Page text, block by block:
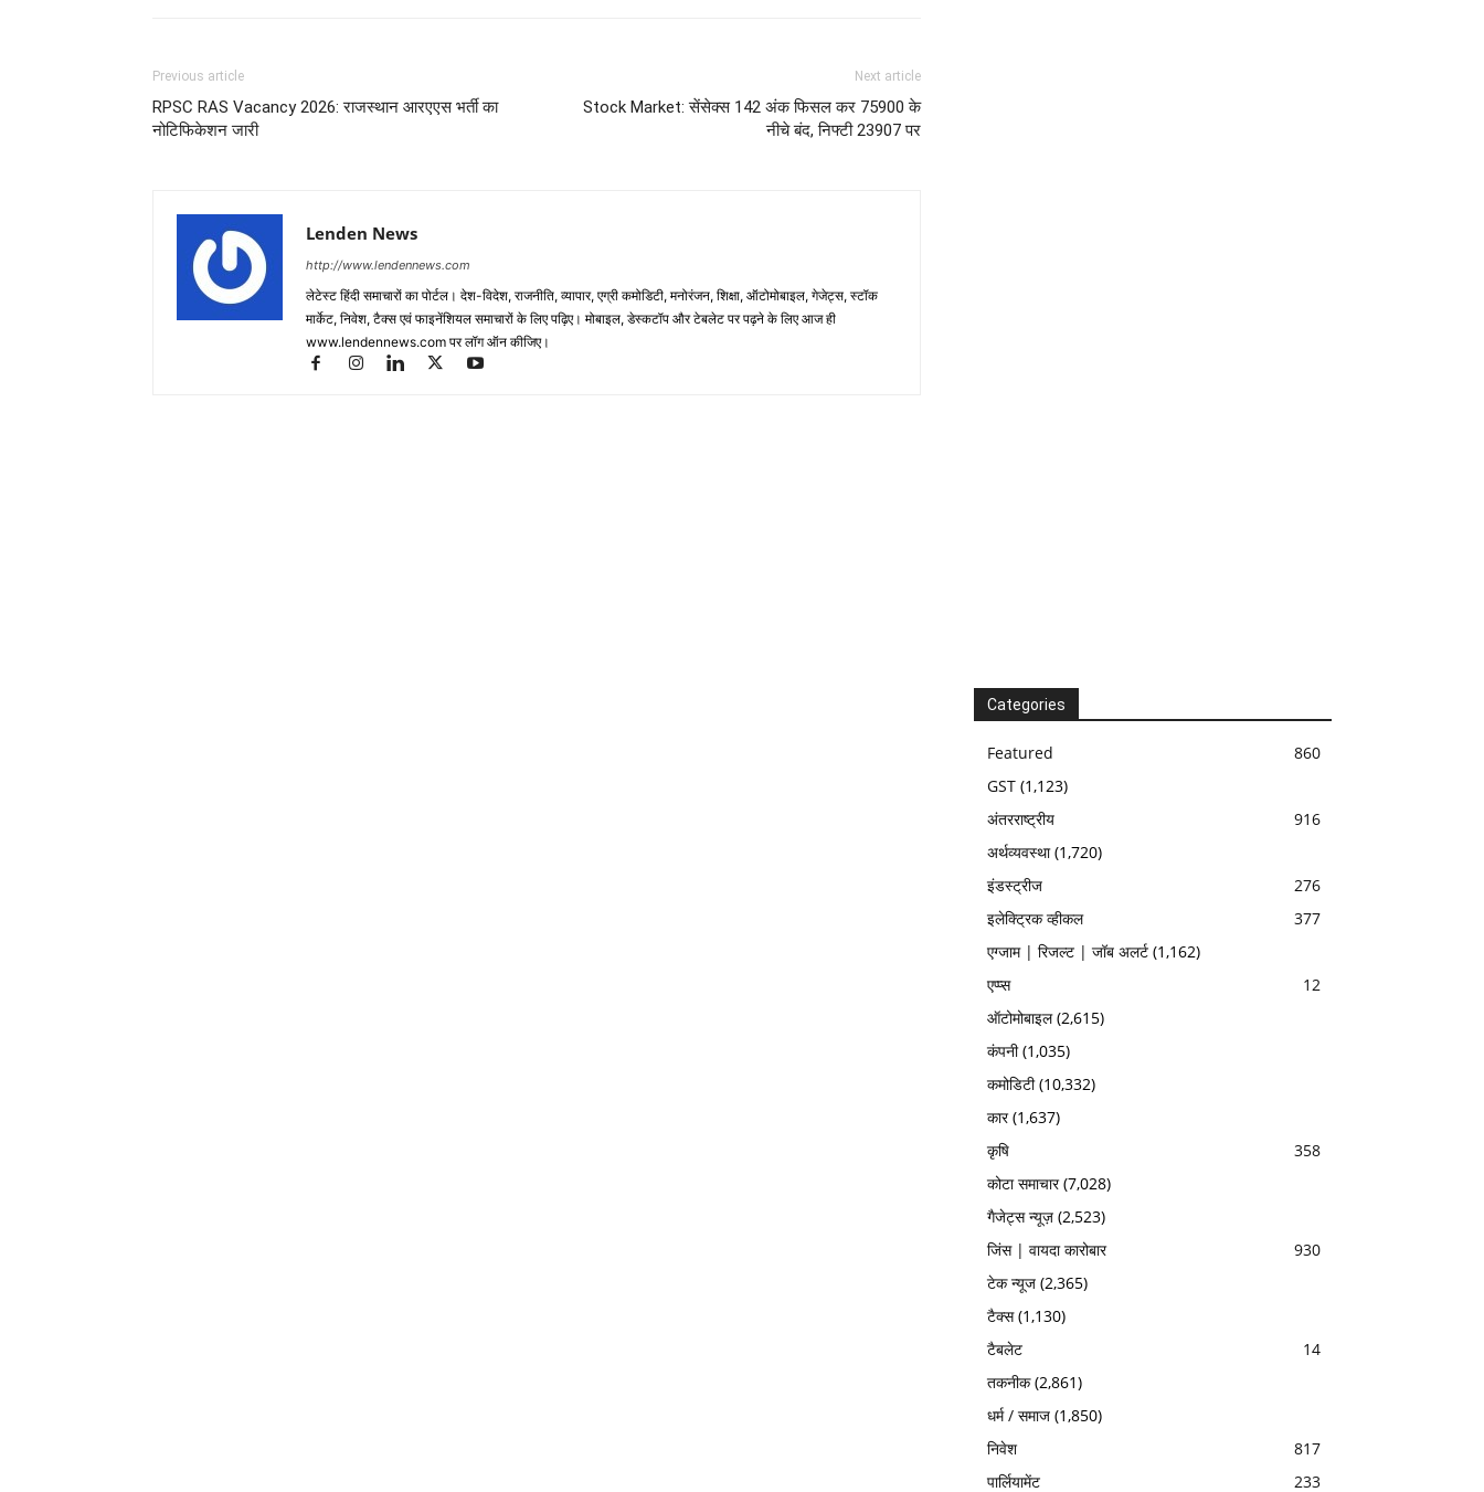
Previous article
RPSC RAS Vacancy 2026: राजस्थान आरएएस भर्ती का
नोटिफिकेशन जारी
Next article
Stock Market: सेंसेक्स 142 अंक फिसल कर 75900 के
नीचे बंद, निफ्टी 23907 पर
Lenden News
http://www.lendennews.com
लेटेस्ट हिंदी समाचारों का पोर्टल। देश-विदेश, राजनीति, व्यापार, एग्री कमोडिटी, मनोरंजन, शिक्षा, ऑटोमोबाइल, गेजेट्स, स्टॉक
मार्केट, निवेश, टैक्स एवं फाइनेंशियल समाचारों के लिए पढ़िए। मोबाइल, डेस्कटॉप और टेबलेट पर पढ़ने के लिए आज ही
www.lendennews.com पर लॉग ऑन कीजिए।
Categories
Featured
860
GST (1,123)
अंतरराष्ट्रीय
916
अर्थव्यवस्था(1,720)
इंडस्ट्रीज
276
इलेक्ट्रिक व्हीकल
377
एग्जाम | रिजल्ट | जॉब अलर्ट (1,162)
एप्प्स
12
ऑटोमोबाइल(2,615)
कंपनी(1,035)
कमोडिटी(10,332)
कार(1,637)
कृषि
358
कोटा समाचार(7,028)
गैजेट्स न्यूज़ (2,523)
जिंस | वायदा कारोबार
930
टेक न्यूज (2,365)
टैक्स(1,130)
टैबलेट
14
तकनीक(2,861)
धर्म / समाज (1,850)
निवेश
817
पार्लियामेंट
233